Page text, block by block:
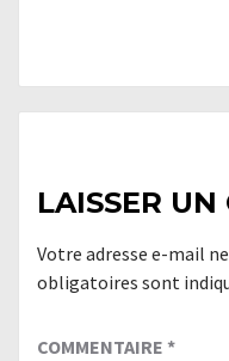
LAISSER
Votre adresse e-mail
obligatoires sont
COMMENTAIRE *